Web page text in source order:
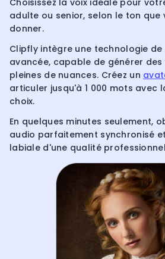
Choisissez la voix idéale pour
adulte ou senior, selon le ton que
donner.
Clipfly intègre une technologie
avancée, capable de générer
pleines de nuances. Créez un
articuler jusqu'à 1 000 mots avec
choix.
En quelques minutes seulement,
audio parfaitement synchronisé
labiale d'une qualité